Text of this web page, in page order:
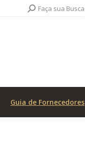
Search:Faça sua Busca
Guia de Fornecedores